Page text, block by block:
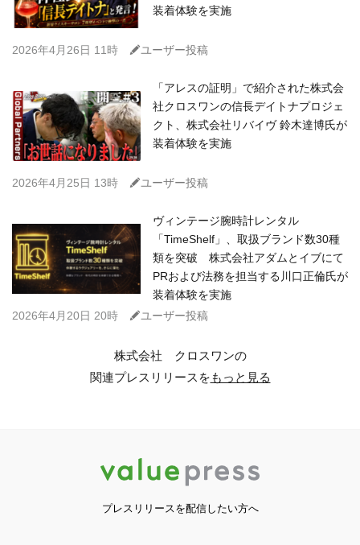
装着体験を実施
2026年4月26日 11時 Cユーザー投稿
「アレスの証明」で紹介された株式会
社クロスワンの信長デイトナプロジェ
クト、株式会社リバイヴ 鈴木達博氏が
装着体験を実施
2026年4月25日 13時 Cユーザー投稿
ヴィンテージ腕時計レンタル
「TimeShelf」、取扱ブランド数30種
類を突破 株式会社アダムとイブにて
PRおよび法務を担当する川口正倫氏が
装着体験を実施
2026年4月20日 20時
Cユーザー投稿
株式会社 クロスワンの
関連プレスリリースをもっと見る
プレスリリースを配信したい方へ